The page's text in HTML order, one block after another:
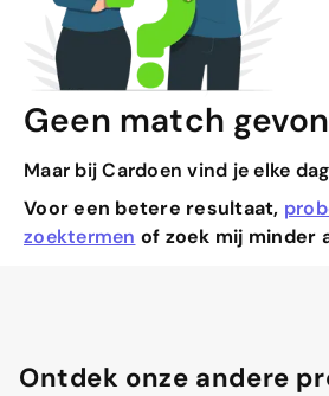
Geen match
Maar bij Cardoen vind je elke
Voor een betere resultaat,
zoektermen of zoek mij minder
Ontdek onze andere